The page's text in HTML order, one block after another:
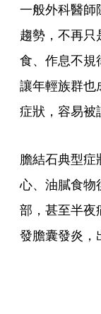
一般外科醫師
趨勢，不再只
食、作息不規
讓年輕族群也
症狀，容易被
膽結石典型
心、油膩食物
部，甚至半夜
發膽囊發炎，